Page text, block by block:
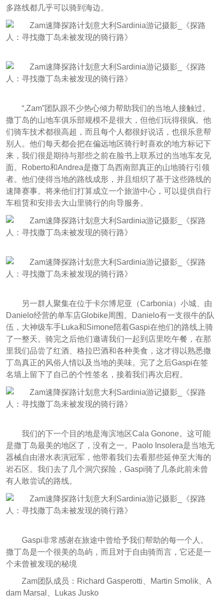
多路线都几乎可以骑到海边。
“,Zam”团队跟不少热心倾力帮助我们的当地人接触过。
撒丁岛的山地车俱乐部规模不是很大，但他们玩得很疯。他
们骑车技术都很高超，而且每个人都很好说话，也很乐意帮
别人。他们每天都会把在偏远地区骑行时喜欢的地方标记下
来，我们很是期待与那些之前在脸书上联系过的当地车友见
面。Roberto和Andrea是撒丁岛西南部真正的山地骑行引领
者。他们使得当地的路线成形，并且组织了基于这些路线的
速降赛事。将来他们打算成立一个旅游中心，可以提供自行
车租赁和安排去大山里骑行的向导服务。
另一群人聚集在位于卡尔博尼亚（Carbonia）小城、由
Danielo经营的单车店Globike周围。Danielo有一支很牛的队
伍，大神级车手Luka和Simone陪着Gaspi在他们的路线上骑
了一整天。骑完之后他们邀请我们一起到店里吃午餐，在那
里我们品尝了红酒、格拉巴酒和各种美食，这才得以熟悉撒
丁岛真正的风俗人情以及当地的美味。完了之后Gaspi在签
名墙上留下了自己的个性签名，接着我们再次启程。
我们的下一个目的地是海滨地区Cala Gonone。这可能
是撒丁岛最美的地区了，没有之一。Paolo Insolera是当地无
器械自由潜水表演冠军，他带着我们去看那些延伸至大海的
岩石区。我们去了几个洞穴探险，Gaspi骑了几条此前未曾
有人敢尝试的路线。
Gaspi非常感谢在旅途中曾给予我们帮助的每一个人。
撒丁岛是一个很美的岛屿，而且对于自由骑而言，它还是一
个未曾被发现的秘境
Zam团队成员：Richard Gasperotti、Martin Smolik、A
dam Marsal、Lukas Jusko